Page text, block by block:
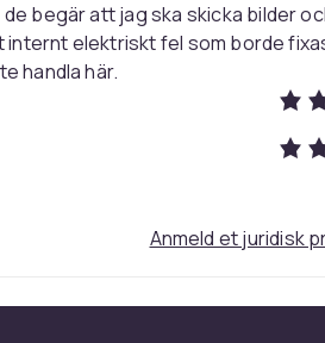
begär att jag ska skicka bilder
internt elektriskt fel som borde
handla här.
Anmeld et juridisk